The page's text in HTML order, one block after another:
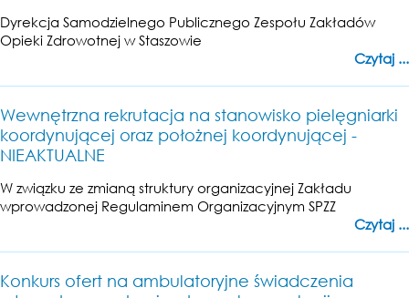
Dyrekcja Samodzielnego Publicznego Zespołu Zakładów
Opieki Zdrowotnej w Staszowie
Czytaj ...
Wewnętrzna rekrutacja na stanowisko pielęgniarki
koordynującej oraz położnej koordynującej -
NIEAKTUALNE
W związku ze zmianą struktury organizacyjnej Zakładu
wprowadzonej Regulaminem Organizacyjnym SPZZ
Czytaj ...
Konkurs ofert na ambulatoryjne świadczenia